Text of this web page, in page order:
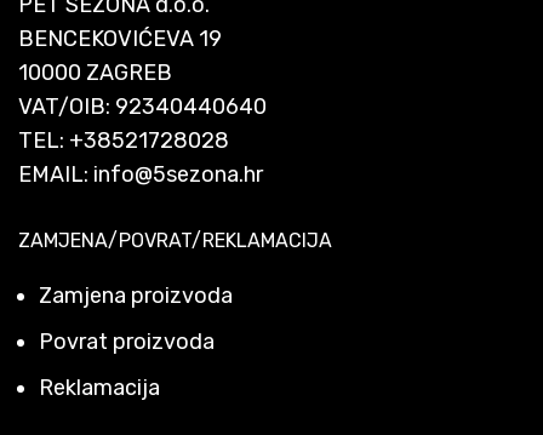
BENCEKOVIĆEVA 19
10000 ZAGREB
VAT/OIB: 92340440640
TEL: +38521728028
EMAIL: info@5sezona.hr
ZAMJENA/POVRAT/REKLAMACIJA
Zamjena proizvoda
Povrat proizvoda
Reklamacija